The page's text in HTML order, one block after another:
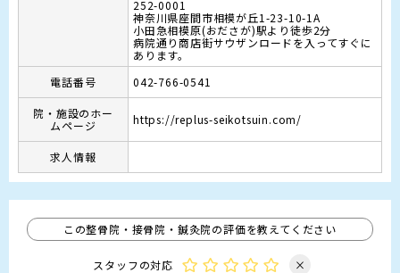
252-0001
神奈川県座間市相模が丘1-23-10-1A
小田急相模原(おださが)駅より徒歩2分
病院通り商店街サウザンロードを入ってすぐに
あります。
電話番号
042-766-0541
院・施設のホー
ムページ
https://replus-seikotsuin.com/
求人情報
この整骨院・接骨院・鍼灸院の評価を教えてください
スタッフの対応
×